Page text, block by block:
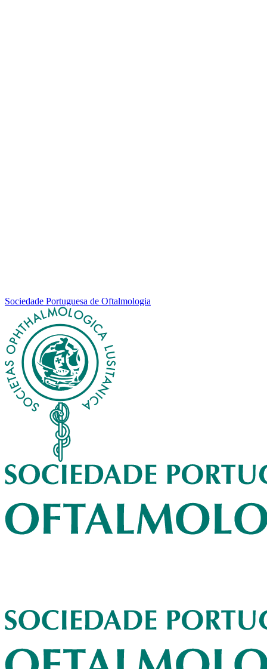
Sociedade Portuguesa de Oftalmologia